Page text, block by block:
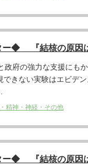
◆ 『結核の原因は
政府の強力な支援にも
できない実験はエビデ
精神・神経・その他
◆ 『結核の原因は